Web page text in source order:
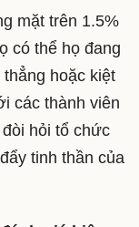
mặt trên 1.5%
có thể họ đang
hoặc kiệt
các thành viên
hỏi tổ chức
tinh thần của